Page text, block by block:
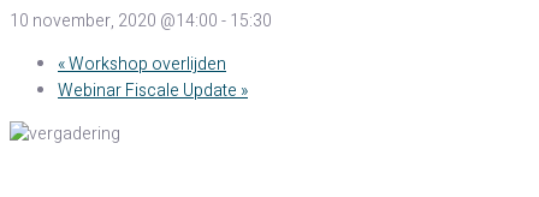
10 november, 2020 @14:00-15:30
«Workshop overlijden
Webinar Fiscale Update»